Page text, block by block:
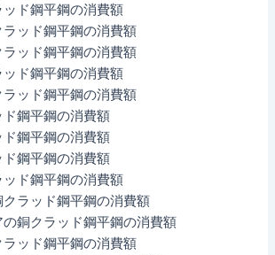
ッド鋼平鋼の消費額
ラッド鋼平鋼の消費額
ラッド鋼平鋼の消費額
ッド鋼平鋼の消費額
ラッド鋼平鋼の消費額
ド鋼平鋼の消費額
ド鋼平鋼の消費額
ド鋼平鋼の消費額
ッド鋼平鋼の消費額
クラッド鋼平鋼の消費額
の銅クラッド鋼平鋼の消費額
ラッド鋼平鋼の消費額